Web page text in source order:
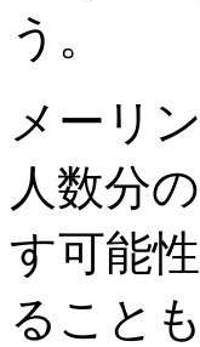
う。
メーリ
人数分
す可能
ること